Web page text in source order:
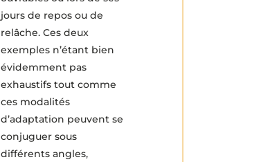
jours de repos ou de
relâche. Ces deux
exemples n’étant bien
évidemment pas
exhaustifs tout comme
ces modalités
d’adaptation peuvent se
conjuguer sous
différents angles,